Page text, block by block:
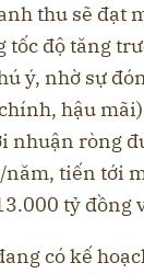
thu sẽ đạt
tốc độ tăng
ý, nhờ sự
hậu
nhuận ròng
năm, tiến tới
tỷ đồng
có kế